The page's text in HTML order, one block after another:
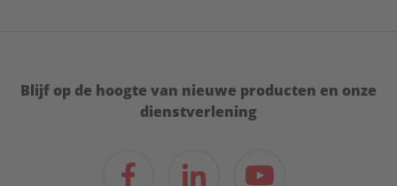
Blijf op de hoogte van nieuwe producten en onze
dienstverlening